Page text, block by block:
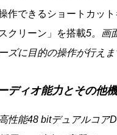
作できるショートカッ
クリーン」を搭載5。画
ズに目的の操作が行えま
ディオ能力とその他
性能48 bitデュアルコア